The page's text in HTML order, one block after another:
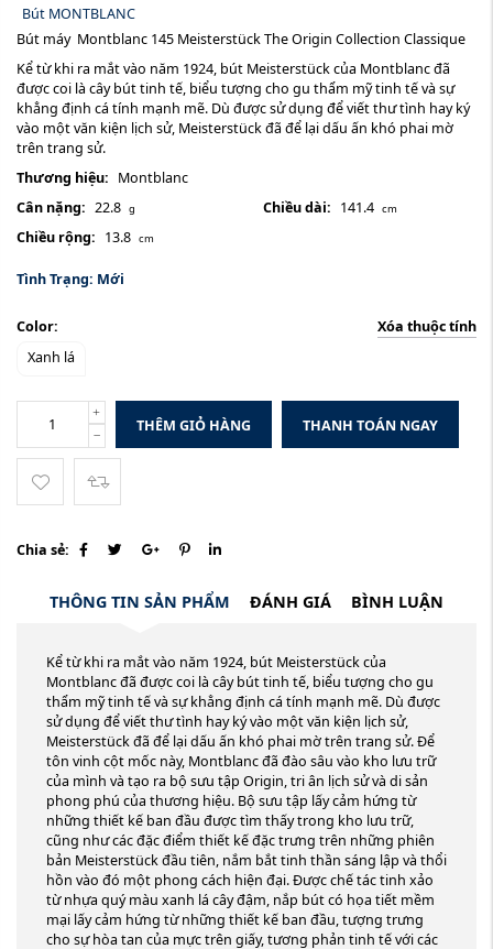
Bút MONTBLANC
Bút máy Montblanc 145 Meisterstück The Origin Collection Classique
Kể từ khi ra mắt vào năm 1924, bút Meisterstück của Montblanc đã
được coi là cây bút tinh tế, biểu tượng cho gu thẩm mỹ tinh tế và sự
khẳng định cá tính mạnh mẽ. Dù được sử dụng để viết thư tình hay ký
vào một văn kiện lịch sử, Meisterstück đã để lại dấu ấn khó phai mờ
trên trang sử.
Thương hiệu: Montblanc
Cân nặng: 22.8 g Chiều dài: 141.4 cm
Chiều rộng: 13.8 cm
Tình Trạng: Mới
Color:
Xóa thuộc tính
Xanh lá
THÊM GIỎ HÀNG THANH TOÁN NGAY
Chia sẻ:
THÔNG TIN SẢN PHẨM ĐÁNH GIÁ BÌNH LUẬN
Kể từ khi ra mắt vào năm 1924, bút Meisterstück của
Montblanc đã được coi là cây bút tinh tế, biểu tượng cho gu
thẩm mỹ tinh tế và sự khẳng định cá tính mạnh mẽ. Dù được
sử dụng để viết thư tình hay ký vào một văn kiện lịch sử,
Meisterstück đã để lại dấu ấn khó phai mờ trên trang sử. Để
tôn vinh cột mốc này, Montblanc đã đào sâu vào kho lưu trữ
của mình và tạo ra bộ sưu tập Origin, tri ân lịch sử và di sản
phong phú của thương hiệu. Bộ sưu tập lấy cảm hứng từ
những thiết kế ban đầu được tìm thấy trong kho lưu trữ,
cũng như các đặc điểm thiết kế đặc trưng trên những phiên
bản Meisterstück đầu tiên, nắm bắt tinh thần sáng lập và thổi
hồn vào đó một phong cách hiện đại. Được chế tác tinh xảo
từ nhựa quý màu xanh lá cây đậm, nắp bút có họa tiết mềm
mại lấy cảm hứng từ những thiết kế ban đầu, tượng trưng
cho sự hòa tan của mực trên giấy, tương phản tinh tế với các